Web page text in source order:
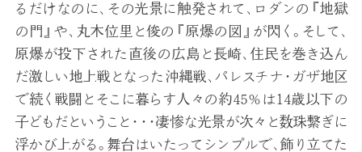
るだけなのに、その光景に触発されて、ロダンの『地獄
の門』や、丸木位里と俊の『原爆の図』が閃く。そして、
原爆が投下された直後の広島と長崎、住民を巻き込ん
だ激しい地上戦となった沖縄戦、パレスチナ・ガザ地区
で続く戦闘とそこに暮らす人々の約45％は14歳以下の
子どもだということ・・・凄惨な光景が次々と数珠繋ぎに
浮かび上がる。舞台はいたってシンプルで、飾り立てた